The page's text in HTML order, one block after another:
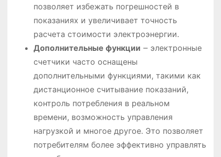
позволяет избежать погрешностей в
показаниях и увеличивает точность
расчета стоимости электроэнергии.
Дополнительные функции ౼ электронные
счетчики часто оснащены
дополнительными функциями, такими как
дистанционное считывание показаний,
контроль потребления в реальном
времени, возможность управления
нагрузкой и многое другое. Это позволяет
потребителям более эффективно управлять